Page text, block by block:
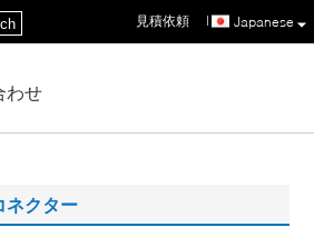
Japanese
見積依頼 |
わせ
ネクター